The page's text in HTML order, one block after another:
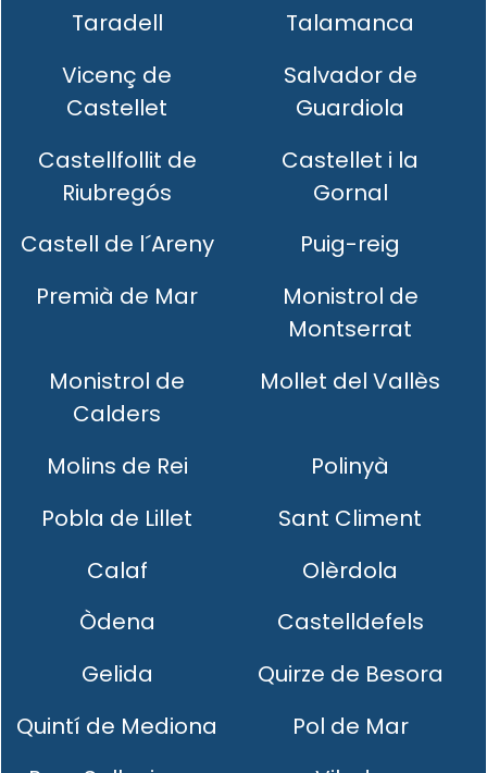
Taradell
Talamanca
Vicenç de
Castellet
Salvador de
Guardiola
Castellfollit de
Riubregós
Castellet i la
Gornal
Castell de l´Areny
Puig-reig
Premià de Mar
Monistrol de
Montserrat
Monistrol de
Calders
Mollet del Vallès
Molins de Rei
Polinyà
Pobla de Lillet
Sant Climent
Calaf
Olèrdola
Òdena
Castelldefels
Gelida
Quirze de Besora
Quintí de Mediona
Pol de Mar